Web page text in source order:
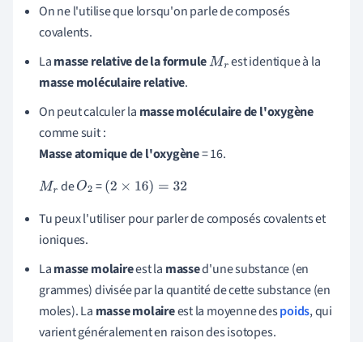
On ne l'utilise que lorsqu'on parle de composés
covalents.
Lamasse relative de la formuleMr est identique à la
masse moléculaire relative.
On peut calculer la masse moléculaire de l'oxygène
comme suit :
Masse atomique de l'oxygène= 16.
Mr deO2 =(2× 16 )=32
Tu peux l'utiliser pour parler de composés covalents et
ioniques.
Lamasse molaireest la massed'une substance (en
grammes) divisée par la quantité de cette substance (en
moles). La masse molaireest la moyenne despoids, qui
varient généralement en raison des isotopes.